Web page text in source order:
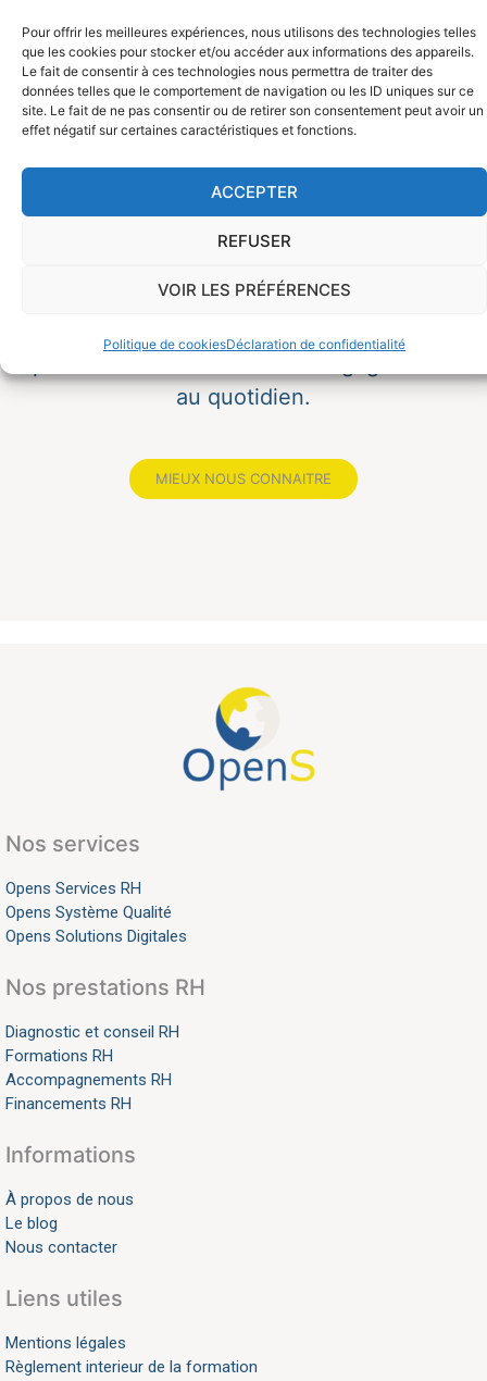
Pour offrir les meilleures expériences, nous utilisons des technologies telles
que les cookies pour stocker et/ou accéder aux informations des appareils.
Le fait de consentir à ces technologies nous permettra de traiter des
données telles que le comportement de navigation ou les ID uniques sur ce
site. Le fait de ne pas consentir ou de retirer son consentement peut avoir un
effet négatif sur certaines caractéristiques et fonctions.
ACCEPTER
REFUSER
VOIR LES PRÉFÉRENCES
Politique de cookiesDéclaration de confidentialité
À propos de
nous
Découvrez qui nous sommes, les avantages
au quotidien.
MIEUX NOUS CONNAITRE
Nos services
Opens Services RH
Opens Système Qualité
Opens Solutions Digitales
Nos prestations RH
Diagnostic et conseil RH
Formations RH
Accompagnements RH
Financements RH
Informations
À propos de nous
Le blog
Nous contacter
Liens utiles
Mentions légales
Règlement interieur de la formation